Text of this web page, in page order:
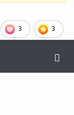
3 3